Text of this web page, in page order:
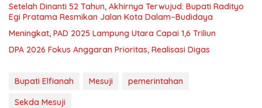
Setelah Dinanti 52 Tahun, Akhirnya Terwujud: Bupati Radityo
Egi Pratama Resmikan Jalan Kota Dalam–Budidaya
Meningkat, PAD 2025 Lampung Utara Capai 1,6 Triliun
DPA 2026 Fokus Anggaran Prioritas, Realisasi Digas
Bupati Elfianah Mesuji
pemerintahan
Sekda Mesuji